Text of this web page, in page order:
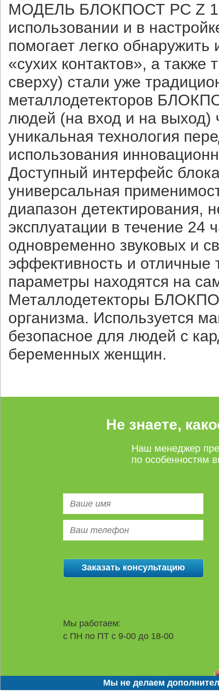
МОДЕЛЬ БЛОКПОСТ РС Z
использовании и в
помогает легко
«сухих контактов», а также
сверху) стали уже
металлодетекторов
людей (на вход и на выход)
уникальная технология
использования
Доступный интерфейс
универсальная
диапазон детектирования,
эксплуатации в течение
одновременно звуковых и
эффективность и отличные
параметры находятся на
Металлодетекторы
организма. Используется
безопасное для людей с
беременных женщин.
Не знаете,
Наш менеджер
по особенностям
Мы работаем:
с ПН по ПТ с 9-00 до 18-00
Мы не делаем